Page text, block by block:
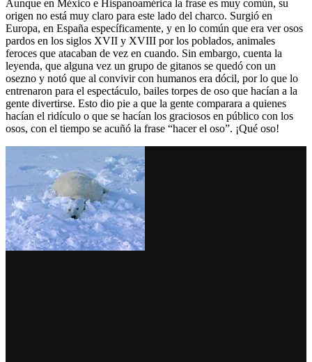
Aunque en México e Hispanoamérica la frase es muy común, su
origen no está muy claro para este lado del charco. Surgió en
Europa, en España específicamente, y en lo común que era ver osos
pardos en los siglos XVII y XVIII por los poblados, animales
feroces que atacaban de vez en cuando. Sin embargo, cuenta la
leyenda, que alguna vez un grupo de gitanos se quedó con un
osezno y notó que al convivir con humanos era dócil, por lo que lo
entrenaron para el espectáculo, bailes torpes de oso que hacían a la
gente divertirse. Esto dio pie a que la gente comparara a quienes
hacían el ridículo o que se hacían los graciosos en público con los
osos, con el tiempo se acuñó la frase “hacer el oso”. ¡Qué oso!